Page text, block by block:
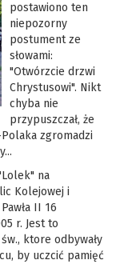
postawiono ten
niepozorny
postument ze
słowami:
"Otwórzcie drzwi
Chrystusowi". Nikt
chyba nie
przypuszczał, że
zgromadzi
na
Kolejowej i
II 16
r. Jest to
ktore odbywały
by uczcić pamięć